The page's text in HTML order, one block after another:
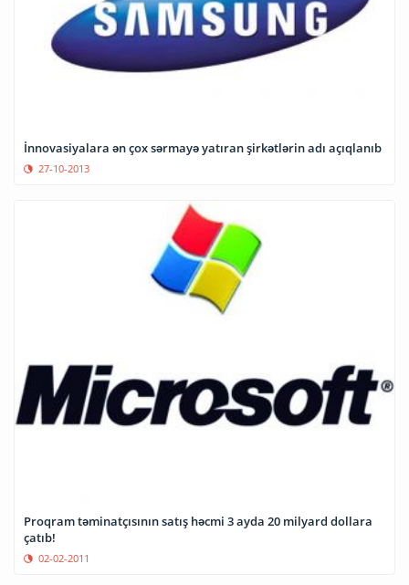
İnnovasiyalara ən çox sərmayə yatıran şirkətlərin adı açıqlanıb
27-10-2013
Proqram təminatçısının satış həcmi 3 ayda 20 milyard dollara
çatıb!
02-02-2011